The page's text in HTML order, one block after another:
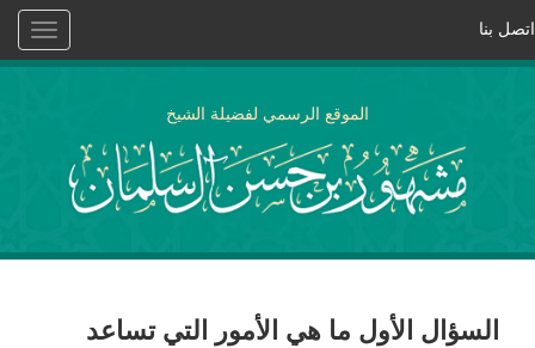
Toggle
اتصل بنا
الموقع الرسمي لفضيلة الشيخ
السؤال الأول ما هي الأمور التي تساعد